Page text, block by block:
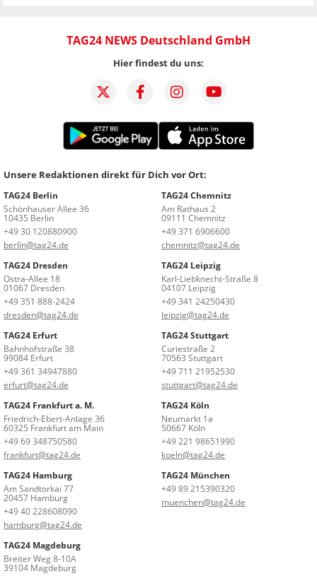
TAG24 NEWS Deutschland GmbH
Hier findest du uns:
Unsere Redaktionen direkt für Dich vor Ort:
TAG24 Berlin
Schönhauser Allee 36
10435 Berlin
+49 30 120880900
berlin@tag24.de
TAG24 Chemnitz
Am Rathaus 2
09111 Chemnitz
+49 371 6906600
chemnitz@tag24.de
TAG24 Dresden
Ostra-Allee 18
01067 Dresden
+49 351 888-2424
dresden@tag24.de
TAG24 Leipzig
Karl-Liebknecht-Straße 8
04107 Leipzig
+49 341 24250430
leipzig@tag24.de
TAG24 Erfurt
Bahnhofstraße 38
99084 Erfurt
+49 361 34947880
erfurt@tag24.de
TAG24 Stuttgart
Curiestraße 2
70563 Stuttgart
+49 711 21952530
stuttgart@tag24.de
TAG24 Frankfurt a. M.
Friedrich-Ebert-Anlage 36
60325 Frankfurt am Main
+49 69 348750580
frankfurt@tag24.de
TAG24 Köln
Neumarkt 1a
50667 Köln
+49 221 98651990
koeln@tag24.de
TAG24 Hamburg
Am Sandtorkai 77
20457 Hamburg
+49 40 228608090
hamburg@tag24.de
TAG24 München
+49 89 215390320
muenchen@tag24.de
TAG24 Magdeburg
Breiter Weg 8-10A
39104 Magdeburg